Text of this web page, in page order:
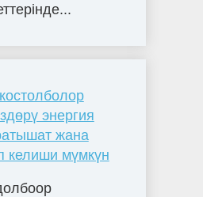
энергия
жана
келиши мүмкүн